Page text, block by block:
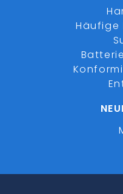
Häufige